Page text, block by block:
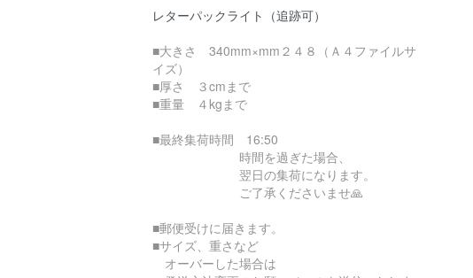
レターパックライト（追跡可）
■大きさ 340mm×mm２４８（Ａ４ファイルサ
イズ）
■厚さ ３cmまで
■重量 ４kgまで
■最終集荷時間 16:50
時間を過ぎた場合、
翌日の集荷になります。
ご了承くださいませ🙏
■郵便受けに届きます。
■サイズ、重さなど
オーバーした場合は